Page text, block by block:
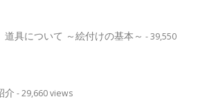
道具について ～絵付けの基本～ - 39,550
介 - 29,660 views